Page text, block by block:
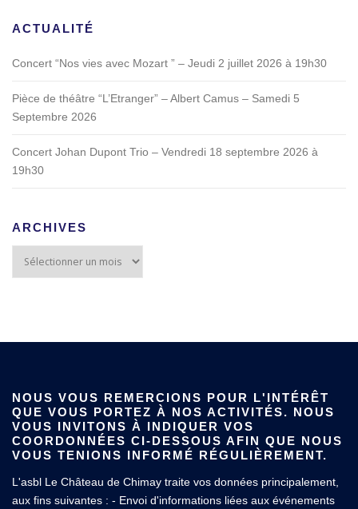
ACTUALITÉ
Concert “Nos vies avec Mozart ” – Jeudi 2 juillet 2026 à 19h30
Pièce de théâtre “L’Etranger” – Albert Camus – Samedi 5
Septembre 2026
Concert Johan Dupont Trio – Vendredi 18 septembre 2026 à
19h30
ARCHIVES
NOUS VOUS REMERCIONS POUR L'INTÉRÊT
QUE VOUS PORTEZ À NOS ACTIVITÉS. NOUS
VOUS INVITONS À INDIQUER VOS
COORDONNÉES CI-DESSOUS AFIN QUE NOUS
VOUS TENIONS INFORMÉ RÉGULIÈREMENT.
L'asbl Le Château de Chimay traite vos données principalement,
aux fins suivantes : - Envoi d'informations liées aux événements